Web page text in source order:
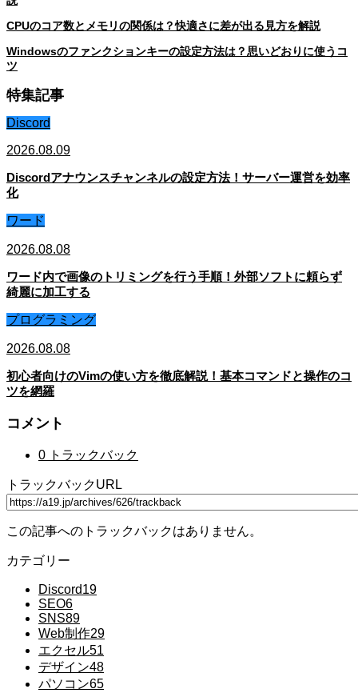
CPUのコア数とメモリの関係は？快適さに差が出る見方を解説
Windowsのファンクションキーの設定方法は？思いどおりに使うコ
ツ
特集記事
Discord
2026.08.09
Discordアナウンスチャンネルの設定方法！サーバー運営を効率
化
ワード
2026.08.08
ワード内で画像のトリミングを行う手順！外部ソフトに頼らず
綺麗に加工する
プログラミング
2026.08.08
初心者向けのVimの使い方を徹底解説！基本コマンドと操作のコ
ツを網羅
コメント
0 トラックバック
トラックバックURL
この記事へのトラックバックはありません。
カテゴリー
Discord19
SEO6
SNS89
Web制作29
エクセル51
デザイン48
パソコン65